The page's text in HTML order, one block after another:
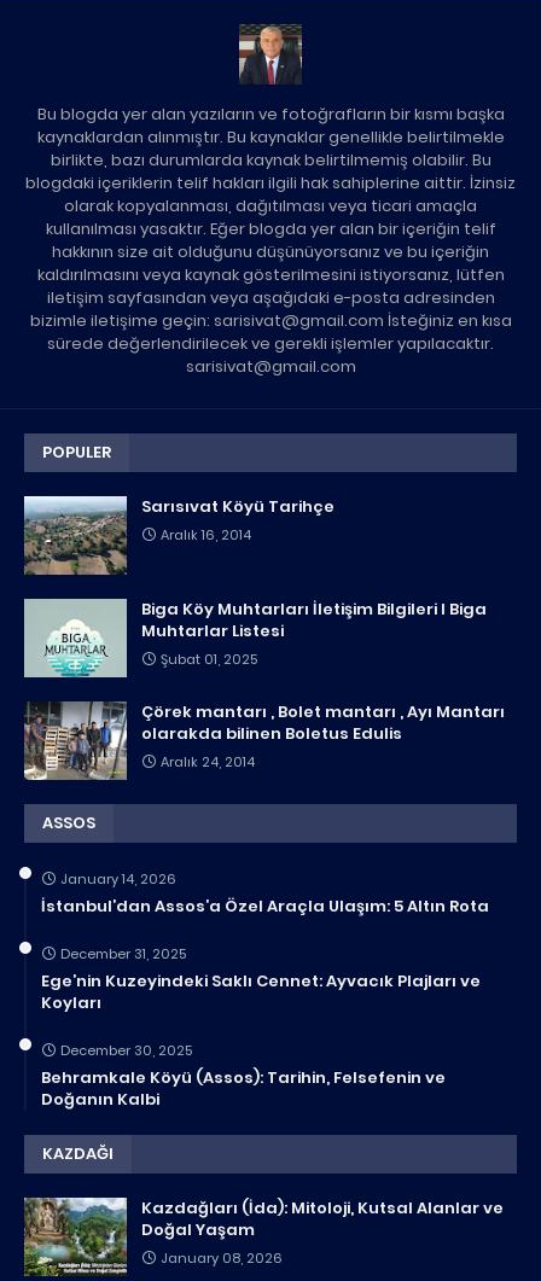
Bu blogda yer alan yazıların ve fotoğrafların bir kısmı başka
kaynaklardan alınmıştır. Bu kaynaklar genellikle belirtilmekle
birlikte, bazı durumlarda kaynak belirtilmemiş olabilir. Bu
blogdaki içeriklerin telif hakları ilgili hak sahiplerine aittir. İzinsiz
olarak kopyalanması, dağıtılması veya ticari amaçla
kullanılması yasaktır. Eğer blogda yer alan bir içeriğin telif
hakkının size ait olduğunu düşünüyorsanız ve bu içeriğin
kaldırılmasını veya kaynak gösterilmesini istiyorsanız, lütfen
iletişim sayfasından veya aşağıdaki e-posta adresinden
bizimle iletişime geçin: sarisivat@gmail.com İsteğiniz en kısa
sürede değerlendirilecek ve gerekli işlemler yapılacaktır.
sarisivat@gmail.com
POPULER
Sarısıvat Köyü Tarihçe
Aralık 16, 2014
Biga Köy Muhtarları İletişim Bilgileri I Biga
Muhtarlar Listesi
Şubat 01, 2025
Çörek mantarı , Bolet mantarı , Ayı Mantarı
olarakda bilinen Boletus Edulis
Aralık 24, 2014
ASSOS
January 14, 2026
İstanbul’dan Assos’a Özel Araçla Ulaşım: 5 Altın Rota
December 31, 2025
Ege’nin Kuzeyindeki Saklı Cennet: Ayvacık Plajları ve
Koyları
December 30, 2025
Behramkale Köyü (Assos): Tarihin, Felsefenin ve
Doğanın Kalbi
KAZDAĞI
Kazdağları (İda): Mitoloji, Kutsal Alanlar ve
Doğal Yaşam
January 08, 2026